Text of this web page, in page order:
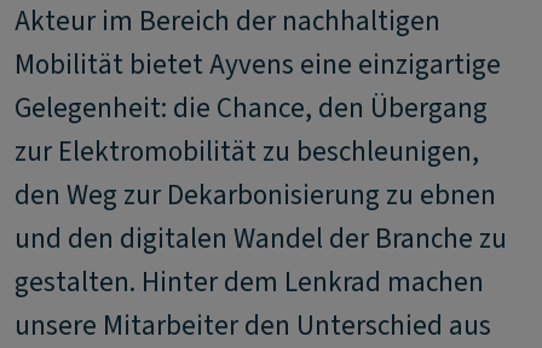
Akteur im Bereich der nachhaltigen
Mobilität bietet Ayvens eine einzigartige
Gelegenheit: die Chance, den Übergang
zur Elektromobilität zu beschleunigen,
den Weg zur Dekarbonisierung zu ebnen
und den digitalen Wandel der Branche zu
gestalten. Hinter dem Lenkrad machen
unsere Mitarbeiter den Unterschied aus